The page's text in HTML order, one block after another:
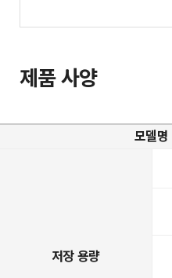
제품 사양
모델명
저장 용량